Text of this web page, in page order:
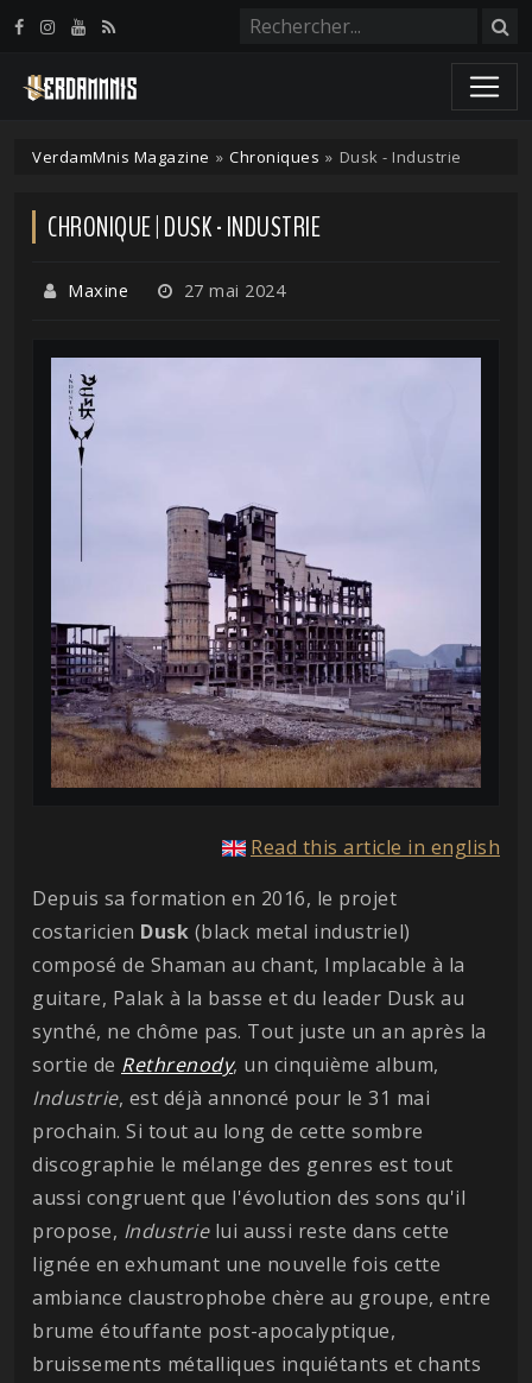
VerdamMnis Magazine » Chroniques » Dusk - Industrie
CHRONIQUE | DUSK - INDUSTRIE
Maxine 27 mai 2024
Read this article in english
Depuis sa formation en 2016, le projet
costaricien Dusk (black metal industriel)
composé de Shaman au chant, Implacable à la
guitare, Palak à la basse et du leader Dusk au
synthé, ne chôme pas. Tout juste un an après la
sortie de Rethrenody, un cinquième album,
Industrie, est déjà annoncé pour le 31 mai
prochain. Si tout au long de cette sombre
discographie le mélange des genres est tout
aussi congruent que l'évolution des sons qu'il
propose, Industrielui aussi reste dans cette
lignée en exhumant une nouvelle fois cette
ambiance claustrophobe chère au groupe, entre
brume étouffante post-apocalyptique,
bruissements métalliques inquiétants et chants
Panneau de gestion des cookies